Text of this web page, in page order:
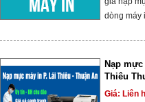
dòng máy
Nạp
Thiêu
Giá: Liên